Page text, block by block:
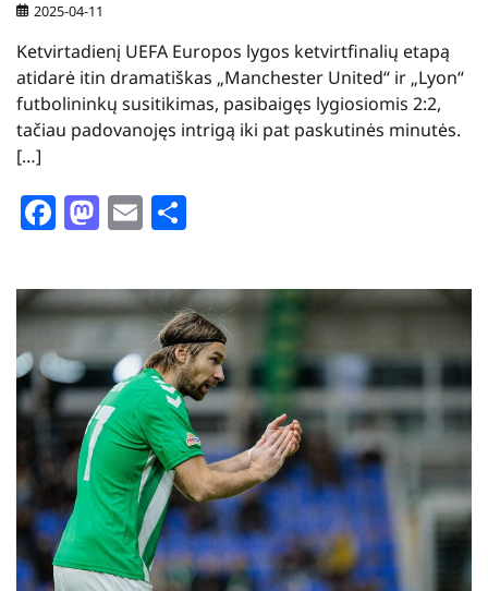
2025-04-11
Ketvirtadienį UEFA Europos lygos ketvirtfinalių etapą
atidarė itin dramatiškas „Manchester United“ ir „Lyon“
futbolininkų susitikimas, pasibaigęs lygiosiomis 2:2,
tačiau padovanojęs intrigą iki pat paskutinės minutės.
[…]
Facebook
Mastodon
Email